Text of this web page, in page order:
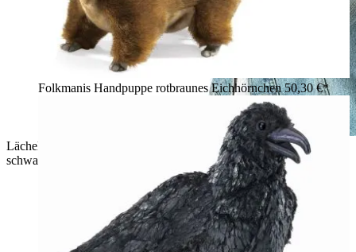
Lächelnde Frau hält die Folkmanis Handpuppe Stinktier mit
schwarz-weißem Fell und buschigem Schwanz im Arm.
Folkmanis Handpuppe rotbraunes Eichhörnchen50,30 €*